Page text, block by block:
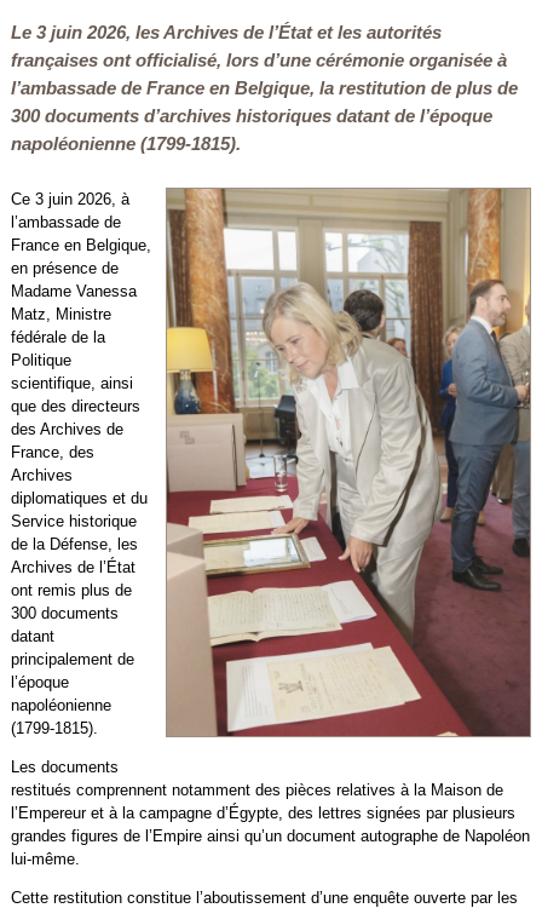
Le 3 juin 2026, les Archives de l’État et les autorités
françaises ont officialisé, lors d’une cérémonie organisée à
l’ambassade de France en Belgique, la restitution de plus de
300 documents d’archives historiques datant de l’époque
napoléonienne (1799-1815).
Ce 3 juin 2026, à
l’ambassade de
France en Belgique,
en présence de
Madame Vanessa
Matz, Ministre
fédérale de la
Politique
scientifique, ainsi
que des directeurs
des Archives de
France, des
Archives
diplomatiques et du
Service historique
de la Défense, les
Archives de l’État
ont remis plus de
300 documents
datant
principalement de
l’époque
napoléonienne
(1799-1815).
Les documents
restitués comprennent notamment des pièces relatives à la Maison de
l’Empereur et à la campagne d’Égypte, des lettres signées par plusieurs
grandes figures de l’Empire ainsi qu’un document autographe de Napoléon
lui-même.
Cette restitution constitue l’aboutissement d’une enquête ouverte par les